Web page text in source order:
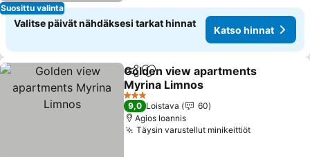
Suosittu valinta
Valitse päivät nähdäksesi tarkat hinnat
Katso hinnat
Jaa Lisää suosikkeihin
Golden view apartments
Myrina Limnos
3 Tähtiluokitus
9,0 Loistava
60
Agios Ioannis
Täysin varustellut minikeittiöt